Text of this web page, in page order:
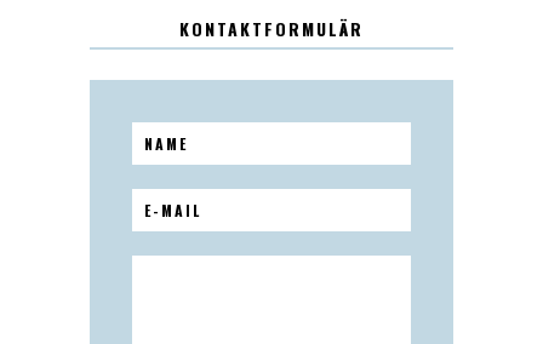
KONTAKTFORMULÄR